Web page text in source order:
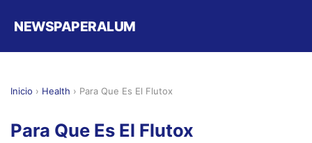
NEWSPAPERALUM
Inicio › Health › Para Que Es El Flutox
Para Que Es El Flutox